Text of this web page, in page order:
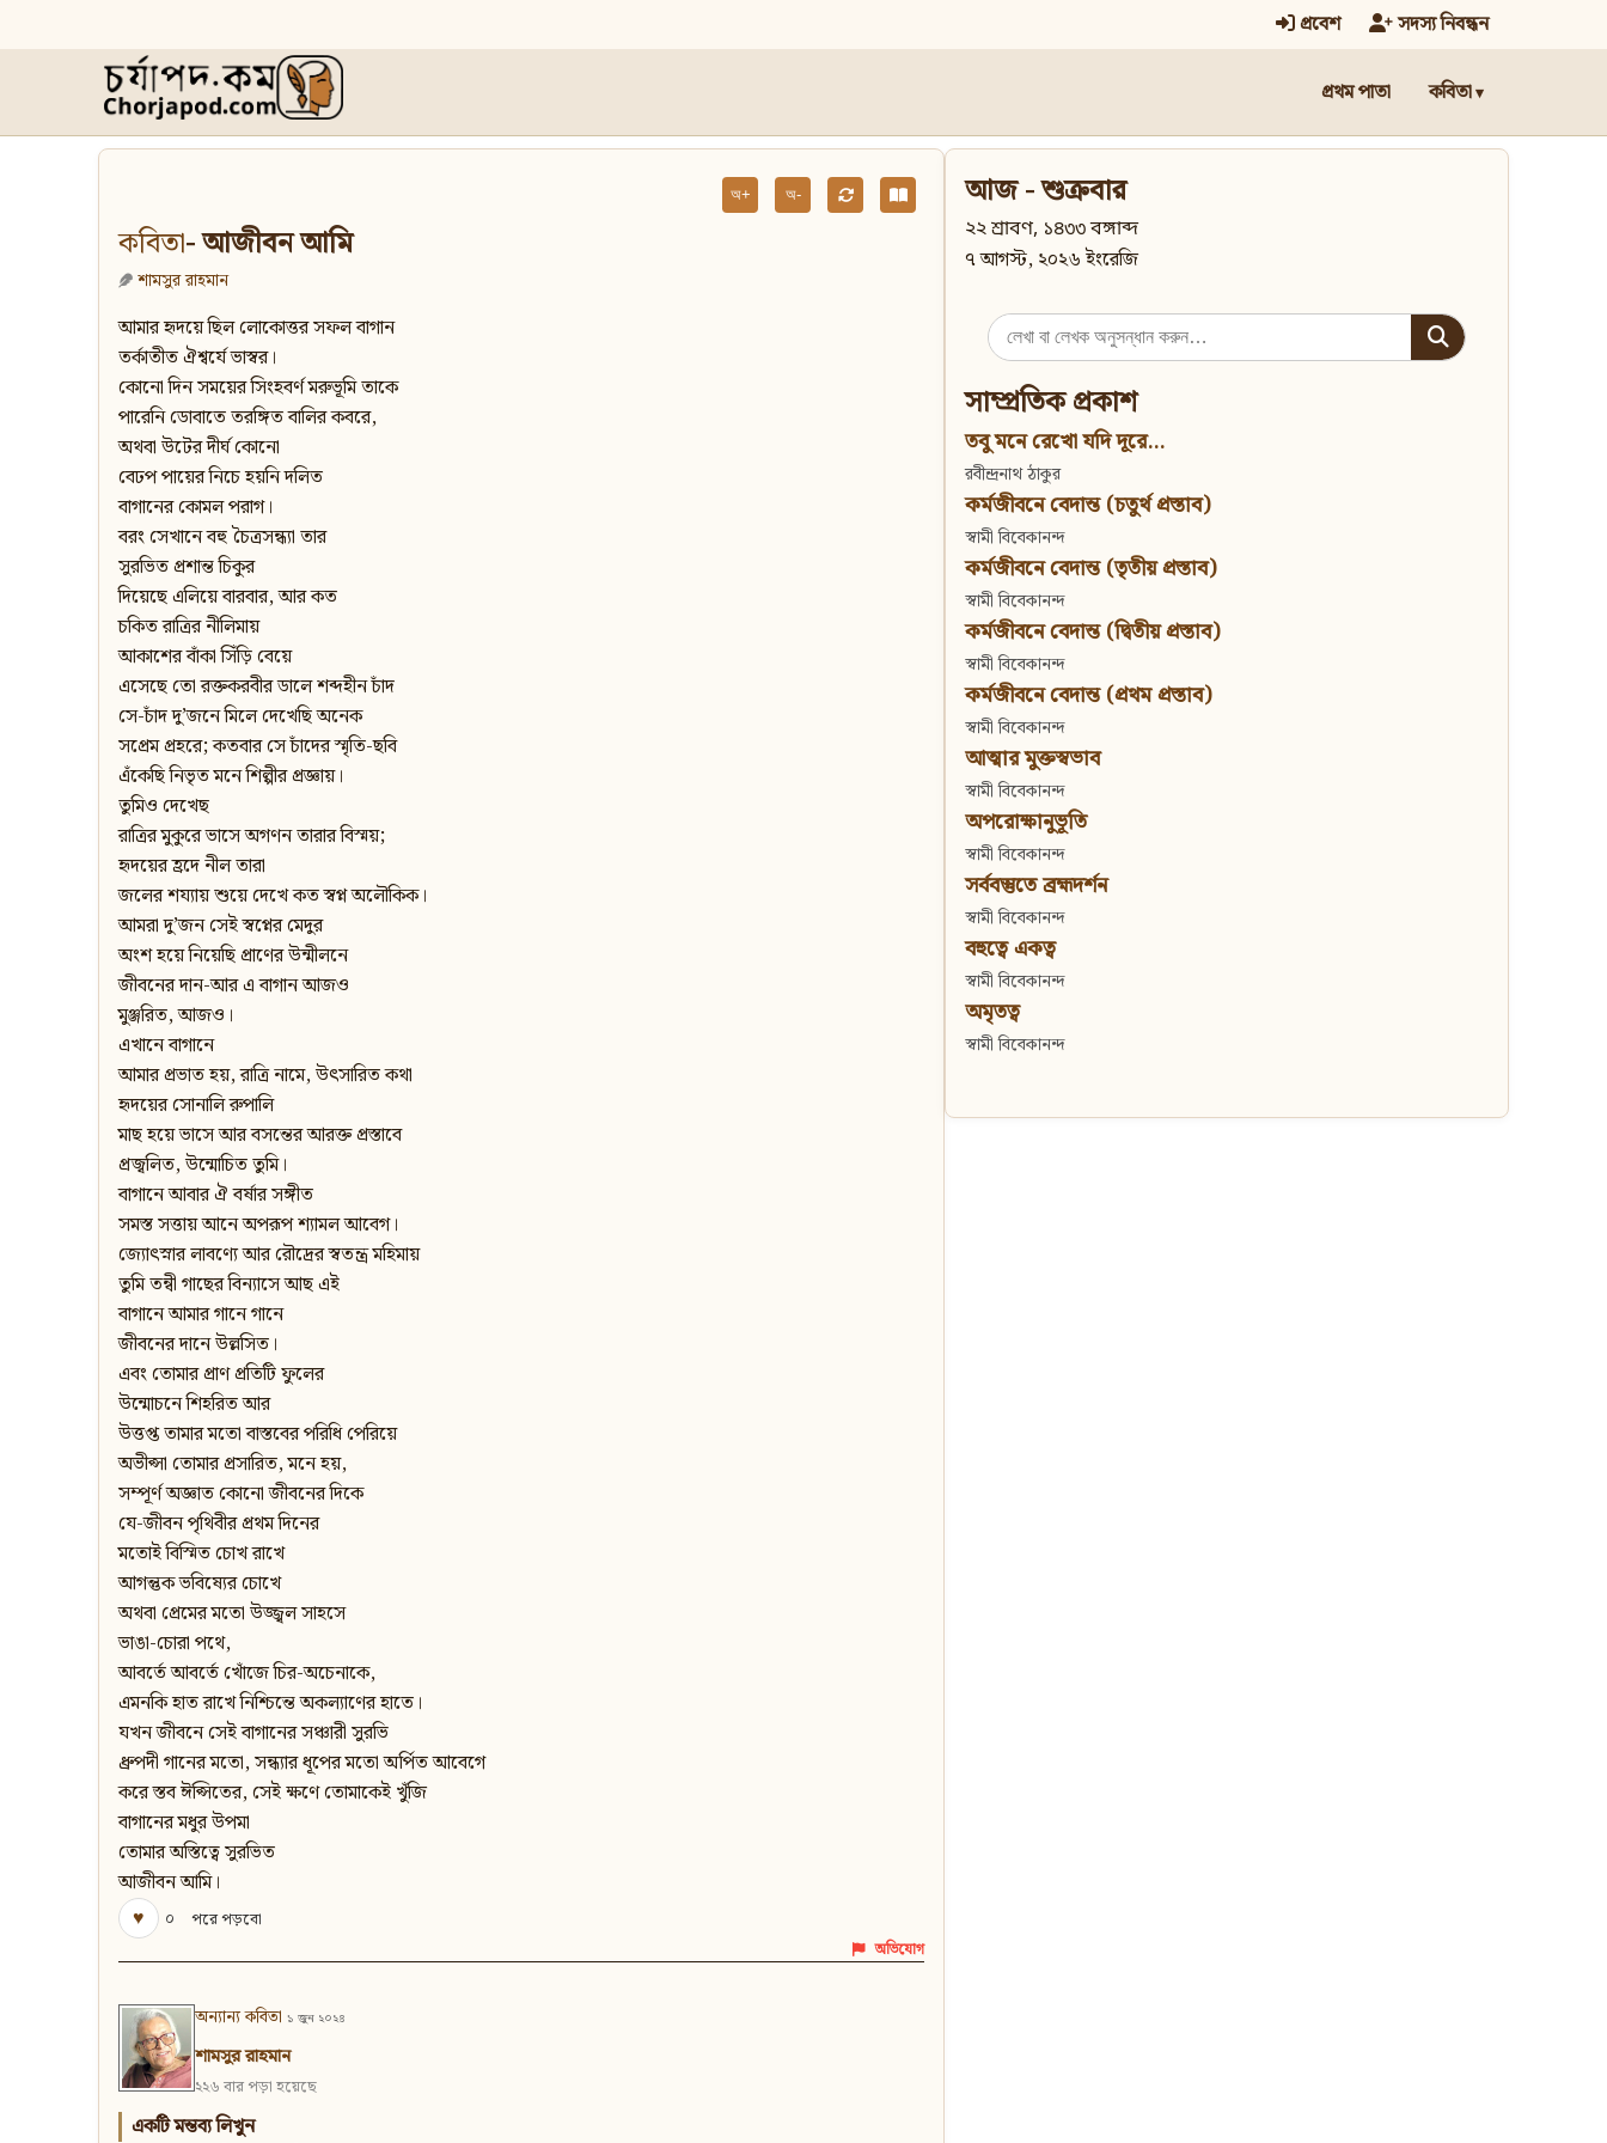
প্রবেশ সদস্য নিবন্ধন
প্রথম পাতা কবিতা
অ+ অ-
কবিতা- আজীবন আমি
শামসুর রাহমান
আমার হৃদয়ে ছিল লোকোত্তর সফল বাগান
তর্কাতীত ঐশ্বর্যে ভাস্বর।
কোনো দিন সময়ের সিংহবর্ণ মরুভূমি তাকে
পারেনি ডোবাতে তরঙ্গিত বালির কবরে,
অথবা উটের দীর্ঘ কোনো
বেঢপ পায়ের নিচে হয়নি দলিত
বাগানের কোমল পরাগ।
বরং সেখানে বহু চৈত্রসন্ধ্যা তার
সুরভিত প্রশান্ত চিকুর
দিয়েছে এলিয়ে বারবার, আর কত
চকিত রাত্রির নীলিমায়
আকাশের বাঁকা সিঁড়ি বেয়ে
এসেছে তো রক্তকরবীর ডালে শব্দহীন চাঁদ
সে-চাঁদ দু’জনে মিলে দেখেছি অনেক
সপ্রেম প্রহরে; কতবার সে চাঁদের স্মৃতি-ছবি
এঁকেছি নিভৃত মনে শিল্পীর প্রজ্ঞায়।
তুমিও দেখেছ
রাত্রির মুকুরে ভাসে অগণন তারার বিস্ময়;
হৃদয়ের হ্রদে নীল তারা
জলের শয্যায় শুয়ে দেখে কত স্বপ্ন অলৌকিক।
আমরা দু’জন সেই স্বপ্নের মেদুর
অংশ হয়ে নিয়েছি প্রাণের উন্মীলনে
জীবনের দান-আর এ বাগান আজও
মুঞ্জরিত, আজও।
এখানে বাগানে
আমার প্রভাত হয়, রাত্রি নামে, উৎসারিত কথা
হৃদয়ের সোনালি রুপালি
মাছ হয়ে ভাসে আর বসন্তের আরক্ত প্রস্তাবে
প্রজ্বলিত, উন্মোচিত তুমি।
বাগানে আবার ঐ বর্ষার সঙ্গীত
সমস্ত সত্তায় আনে অপরূপ শ্যামল আবেগ।
জ্যোৎস্নার লাবণ্যে আর রৌদ্রের স্বতন্ত্র মহিমায়
তুমি তন্বী গাছের বিন্যাসে আছ এই
বাগানে আমার গানে গানে
জীবনের দানে উল্লসিত।
এবং তোমার প্রাণ প্রতিটি ফুলের
উন্মোচনে শিহরিত আর
উত্তপ্ত তামার মতো বাস্তবের পরিধি পেরিয়ে
অভীপ্সা তোমার প্রসারিত, মনে হয়,
সম্পূর্ণ অজ্ঞাত কোনো জীবনের দিকে
যে-জীবন পৃথিবীর প্রথম দিনের
মতোই বিস্মিত চোখ রাখে
আগন্তুক ভবিষ্যের চোখে
অথবা প্রেমের মতো উজ্জ্বল সাহসে
ভাঙা-চোরা পথে,
আবর্তে আবর্তে খোঁজে চির-অচেনাকে,
এমনকি হাত রাখে নিশ্চিন্তে অকল্যাণের হাতে।
যখন জীবনে সেই বাগানের সঞ্চারী সুরভি
ধ্রুপদী গানের মতো, সন্ধ্যার ধূপের মতো অর্পিত আবেগে
করে স্তব ঈপ্সিতের, সেই ক্ষণে তোমাকেই খুঁজি
বাগানের মধুর উপমা
তোমার অস্তিত্বে সুরভিত
আজীবন আমি।
♥
০ পরে পড়বো
অভিযোগ
অন্যান্য কবিতা ১ জুন ২০২৪
শামসুর রাহমান
২২৬ বার পড়া হয়েছে
একটি মন্তব্য লিখুন
আজ - শুক্রবার
২২ শ্রাবণ, ১৪৩৩ বঙ্গাব্দ
৭ আগস্ট, ২০২৬ ইংরেজি
Search
for:
সাম্প্রতিক প্রকাশ
তবু মনে রেখো যদি দূরে...
রবীন্দ্রনাথ ঠাকুর
কর্মজীবনে বেদান্ত (চতুর্থ প্রস্তাব)
স্বামী বিবেকানন্দ
কর্মজীবনে বেদান্ত (তৃতীয় প্রস্তাব)
স্বামী বিবেকানন্দ
কর্মজীবনে বেদান্ত (দ্বিতীয় প্রস্তাব)
স্বামী বিবেকানন্দ
কর্মজীবনে বেদান্ত (প্রথম প্রস্তাব)
স্বামী বিবেকানন্দ
আত্মার মুক্তস্বভাব
স্বামী বিবেকানন্দ
অপরোক্ষানুভূতি
স্বামী বিবেকানন্দ
সর্ববস্তুতে ব্রহ্মদর্শন
স্বামী বিবেকানন্দ
বহুত্বে একত্ব
স্বামী বিবেকানন্দ
অমৃতত্ব
স্বামী বিবেকানন্দ